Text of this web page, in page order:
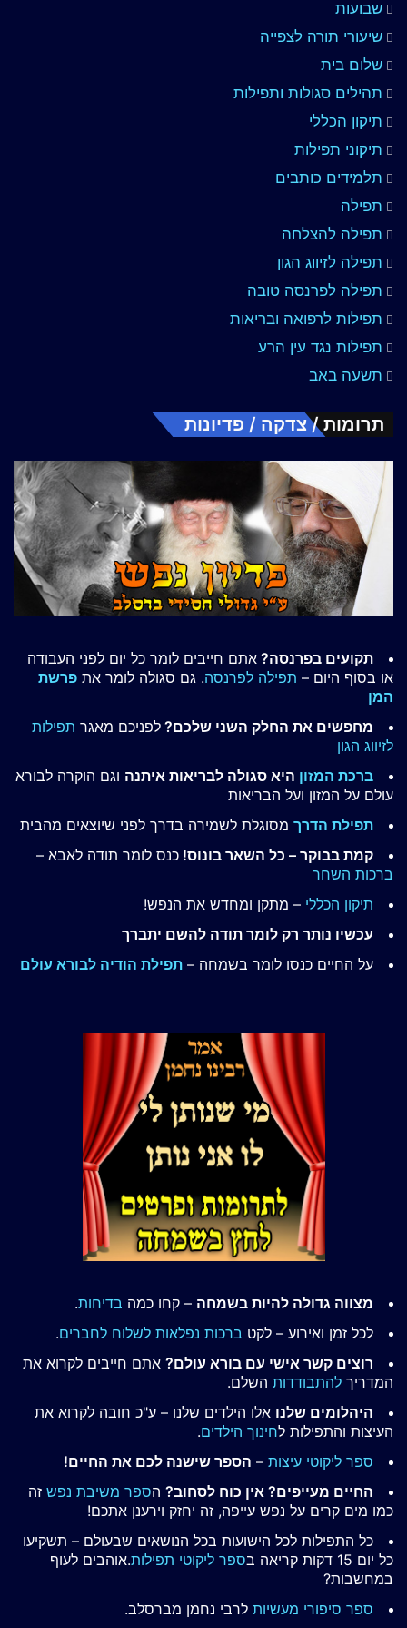
שבועות
שיעורי תורה לצפייה
שלום בית
תהילים סגולות ותפילות
תיקון הכללי
תיקוני תפילות
תלמידים כותבים
תפילה
תפילה להצלחה
תפילה לזיווג הגון
תפילה לפרנסה טובה
תפילות לרפואה ובריאות
תפילות נגד עין הרע
תשעה באב
תרומות / צדקה / פדיונות
תקועים בפרנסה? אתם חייבים לומר כל יום לפני העבודה
או בסוף היום – תפילה לפרנסה. גם סגולה לומר את פרשת
המן
מחפשים את החלק השני שלכם? לפניכם מאגר תפילות
לזיווג הגון
ברכת המזון היא סגולה לבריאות איתנה וגם הוקרה לבורא
עולם על המזון ועל הבריאות
תפילת הדרך מסוגלת לשמירה בדרך לפני שיוצאים מהבית
קמת בבוקר – כל השאר בונוס! כנס לומר תודה לאבא –
ברכות השחר
תיקון הכללי – מתקן ומחדש את הנפש!
עכשיו נותר רק לומר תודה להשם יתברך
על החיים כנסו לומר בשמחה – תפילת הודיה לבורא עולם
מצווה גדולה להיות בשמחה – קחו כמה בדיחות.
לכל זמן ואירוע – לקט ברכות נפלאות לשלוח לחברים.
רוצים קשר אישי עם בורא עולם? אתם חייבים לקרוא את
המדריך להתבודדות השלם.
היהלומים שלנו אלו הילדים שלנו – ע"כ חובה לקרוא את
העיצות והתפילות לחינוך הילדים.
ספר ליקוטי עיצות – הספר שישנה לכם את החיים!
החיים מעייפים? אין כוח לסחוב? הספר משיבת נפש זה
כמו מים קרים על נפש עייפה, זה יחזק וירענן אתכם!
כל התפילות לכל הישועות בכל הנושאים שבעולם – תשקיעו
כל יום 15 דקות קריאה ב
ספר ליקוטי תפילות.אוהבים לעוף
במחשבות?
ספר סיפורי מעשיות לרבי נחמן מברסלב.